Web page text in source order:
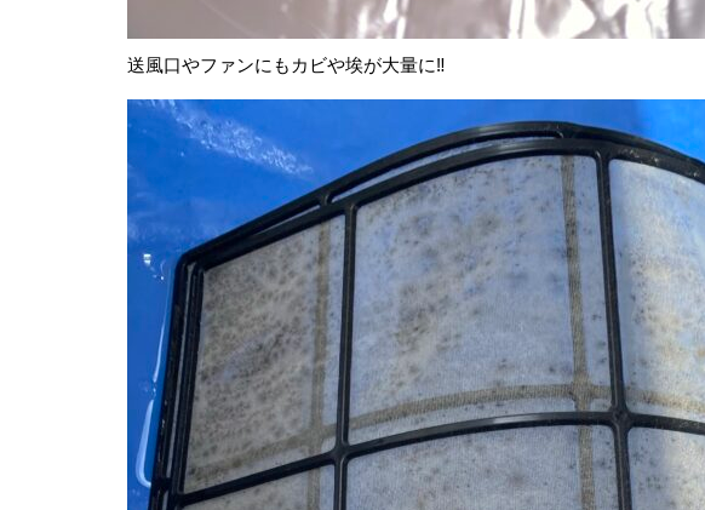
送風口やファンにもカビや埃が大量に‼︎